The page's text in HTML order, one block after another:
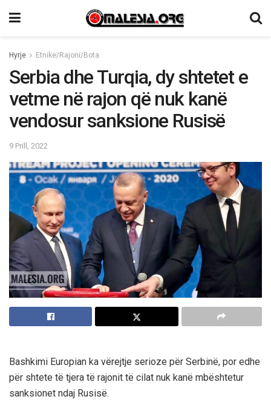
Hyrje Etnike/Rajoni/Bota
Serbia dhe Turqia, dy shtetet e
vetme në rajon që nuk kanë
vendosur sanksione Rusisë
9 Prill, 2022
Bashkimi Europian ka vërejtje serioze për Serbinë, por edhe
për shtete të tjera të rajonit të cilat nuk kanë mbështetur
sanksionet ndaj Rusisë.